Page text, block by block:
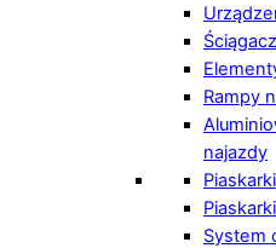
Rampy
najazdy
System